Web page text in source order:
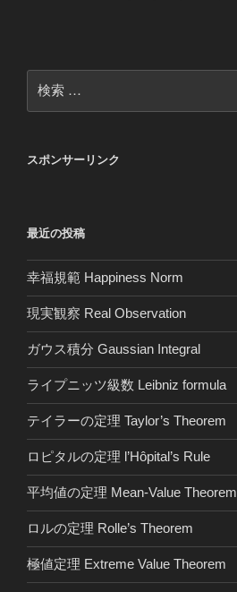
索:
スポンサーリンク
最近の投稿
幸福規範 Happiness Norm
現実観察 Real Observation
ガウス積分 Gaussian Integral
ライプニッツ級数 Leibniz formula
テイラーの定理 Taylor’s Theorem
ロピタルの定理 l’Hôpital’s Rule
平均値の定理 Mean-Value Theorem
ロルの定理 Rolle’s Theorem
極値定理 Extreme Value Theorem